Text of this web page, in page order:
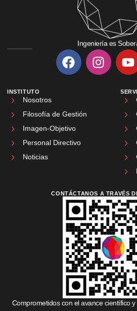
Ingeniería es
INSTITUTO
Nosotros
Filosofía de Gestión
Imagen-Objetivo
Personal Directivo
Noticias
CONTÁCTANOS A TRAVÉS
Comprometidos con el avance científico y